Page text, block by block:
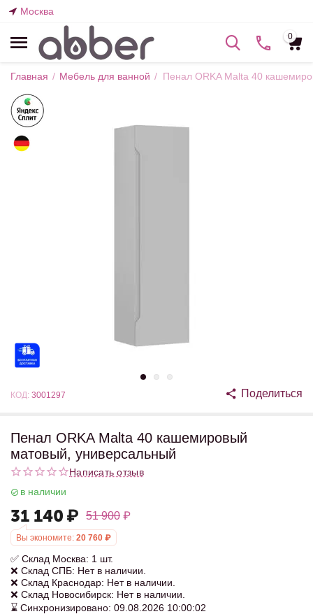
Москва
0
Главная / Мебель для ванной / Пенал ORKA Malta 40
КОД: 3001297 Поделиться
Пенал ORKA Malta 40 кашемировый
матовый, универсальный
Написать отзыв
в наличии
31 140 ₽ 51 900 ₽
Вы экономите: 20 760 ₽
✅ Склад Москва: 1 шт.
❌ Склад СПБ: Нет в наличии.
❌ Склад Краснодар: Нет в наличии.
❌ Склад Новосибирск: Нет в наличии.
⌛ Синхронизировано: 09.08.2026 10:00:02